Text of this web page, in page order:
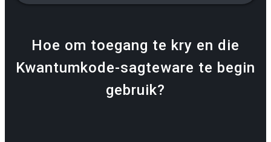
Hoe om toegang te kry en die
Kwantumkode-sagteware te begin
gebruik?